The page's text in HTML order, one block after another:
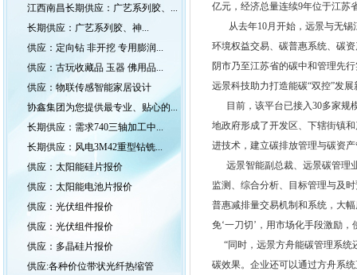
江西南昌长期供应：广艺系列胶、...
长期供应：广艺系列胶、神...
供应：定向钻 非开挖 专用膨润...
供应：古玩收藏品 玉器 佛用品...
供应：物联传感智能家居设计
协鑫集团为您提供最专业、贴心的...
长期供应：需求740三轴加工中...
长期供应：风电3M42重型钻铣...
供应：太阳能硅片报价
供应：太阳能电池片报价
供应：光伏组件报价
供应：光伏组件报价
供应：多晶硅片报价
供应:各种价位带状光纤热缩管
亿元，经济总量连续9年位于江苏
从去年10月开始，远景与无锡
环境权益交易、碳普惠系统、碳
阴市乃至江苏省的碳中和管理先
远景科技助力打造能碳“双控”发展
目前，该平台已接入30多家规
地政府形成了开发区、下辖街镇
进技术，建立碳排放管理与碳资
远景智能副总裁、远景碳管理
监测、综合分析、目标管理与及
普惠减排量交易机制和系统，大
免‘一刀切’，用市场化手段激励
“同时，远景方舟能碳管理系统
碳效果。企业还可以通过方舟系